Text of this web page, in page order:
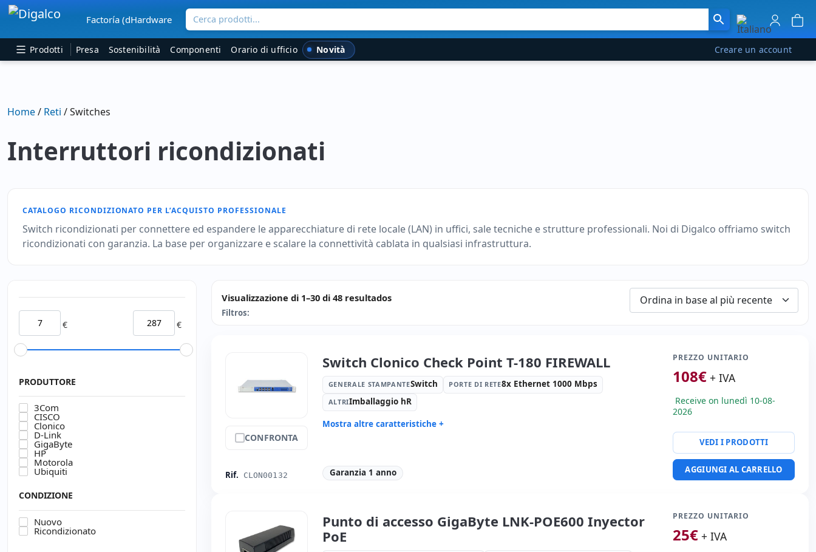
Navigazione principale
Factoría (dHardware Cerca prodotti...
Prodotti Presa Sostenibilità Componenti Orario di ufficio Novità Creare un account
Home/ Reti / Switches
Interruttori ricondizionati
CATALOGO RICONDIZIONATO PER L’ACQUISTO PROFESSIONALE
Switch ricondizionati per connettere ed espandere le apparecchiature di rete locale (LAN) in uffici, sale tecniche e strutture professionali. Noi di Digalco offriamo switch
ricondizionati con garanzia. La base per organizzare e scalare la connettività cablata in qualsiasi infrastruttura.
€ €
PRODUTTORE
3Com
CISCO
Clonico
D-Link
GigaByte
HP
Motorola
Ubiquiti
CONDIZIONE
Nuovo
Ricondizionato
Visualizzazione di 1–30 di 48 resultados
Filtros:
CONFRONTA
Rif. CLON00132
Switch Clonico Check Point T-180 FIREWALL
GENERALE STAMPANTESwitch PORTE DI RETE8x Ethernet 1000 Mbps
ALTRIImballaggio hR
Mostra altre caratteristiche +
Altri: Imballaggio hR
Peso: 13.00 Kg.
Garanzia 1 anno
PREZZO UNITARIO
108€ + IVA
Receive on lunedì 10-08-
2026
VEDI I PRODOTTI
AGGIUNGI AL CARRELLO
Punto di accesso GigaByte LNK-POE600 Inyector
PoE
PREZZO UNITARIO
25€ + IVA